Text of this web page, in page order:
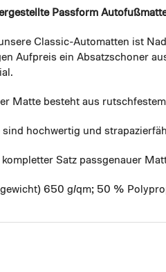
Passform
Classic-Automatten ist
Aufpreis ein Absatzschoner
Matte besteht aus
sind hochwertig und
Satz passgenauer
650 g/qm; 50 %